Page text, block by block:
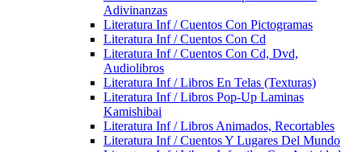
Adivinanzas
Literatura Inf / Cuentos Con Pictogramas
Literatura Inf / Cuentos Con Cd
Literatura Inf / Cuentos Con Cd, Dvd,
Audiolibros
Literatura Inf / Libros En Telas (Texturas)
Literatura Inf / Libros Pop-Up Laminas
Kamishibai
Literatura Inf / Libros Animados, Recortables
Literatura Inf / Cuentos Y Lugares Del Mundo